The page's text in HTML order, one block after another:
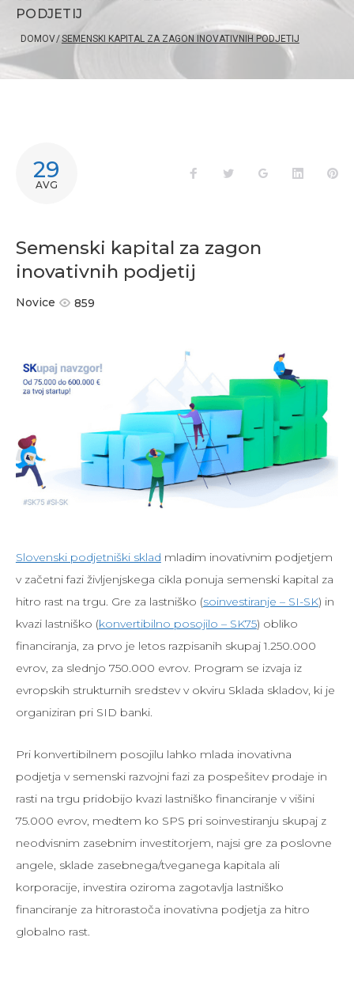
PODJETIJ
DOMOV/SEMENSKI KAPITAL ZA ZAGON INOVATIVNIH PODJETIJ
29
AVG
FacebookTwitter Google+LinkedIn
Semenski kapital za zagon
inovativnih podjetij
Novice 859
Slovenski podjetniški sklad mladim inovativnim podjetjem
v začetni fazi življenjskega cikla ponuja semenski kapital za
hitro rast na trgu. Gre za lastniško (soinvestiranje – SI-SK) in
kvazi lastniško (konvertibilno posojilo – SK75) obliko
financiranja, za prvo je letos razpisanih skupaj 1.250.000
evrov, za slednjo 750.000 evrov. Program se izvaja iz
evropskih strukturnih sredstev v okviru Sklada skladov, ki je
organiziran pri SID banki.
Pri konvertibilnem posojilu lahko mlada inovativna
podjetja v semenski razvojni fazi za pospešitev prodaje in
rasti na trgu pridobijo kvazi lastniško financiranje v višini
75.000 evrov, medtem ko SPS pri soinvestiranju skupaj z
neodvisnim zasebnim investitorjem, najsi gre za poslovne
angele, sklade zasebnega/tveganega kapitala ali
korporacije, investira oziroma zagotavlja lastniško
financiranje za hitrorastoča inovativna podjetja za hitro
globalno rast.